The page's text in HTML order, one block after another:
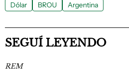
Dólar BROU Argentina
SEGUÍ LEYENDO
REM